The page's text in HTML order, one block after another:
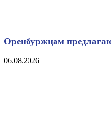
Оренбуржцам
06.08.2026